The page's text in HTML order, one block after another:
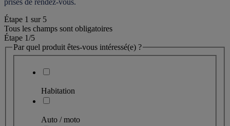
prises de rendez-vous.
Étape 1 sur 5
Tous les champs sont obligatoires
Étape 1/5
Par quel produit êtes-vous intéressé(e) ?
Habitation
Auto / moto